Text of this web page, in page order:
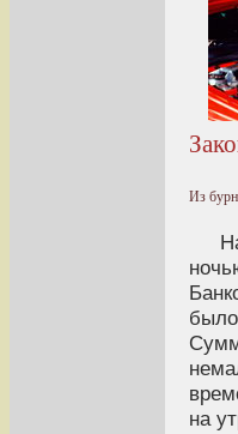
Из
на